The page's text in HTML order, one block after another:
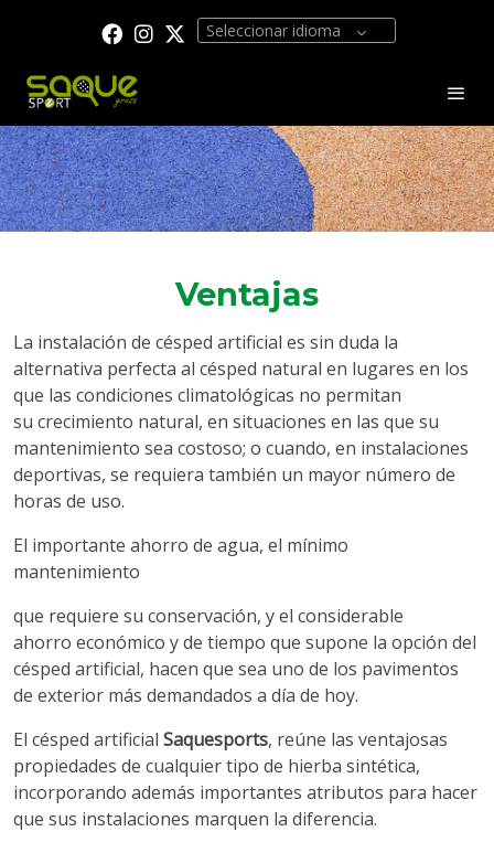
Seleccionar idioma
Ventajas
La instalación de césped artificial es sin duda la
alternativa perfecta al césped natural en lugares en los
que las condiciones climatológicas no permitan
su crecimiento natural, en situaciones en las que su
mantenimiento sea costoso; o cuando, en instalaciones
deportivas, se requiera también un mayor número de
horas de uso.
El importante ahorro de agua, el mínimo
mantenimiento
que requiere su conservación, y el considerable
ahorro económico y de tiempo que supone la opción del
césped artificial, hacen que sea uno de los pavimentos
de exterior más demandados a día de hoy.
El césped artificial Saquesports, reúne las ventajosas
propiedades de cualquier tipo de hierba sintética,
incorporando además importantes atributos para hacer
que sus instalaciones marquen la diferencia.